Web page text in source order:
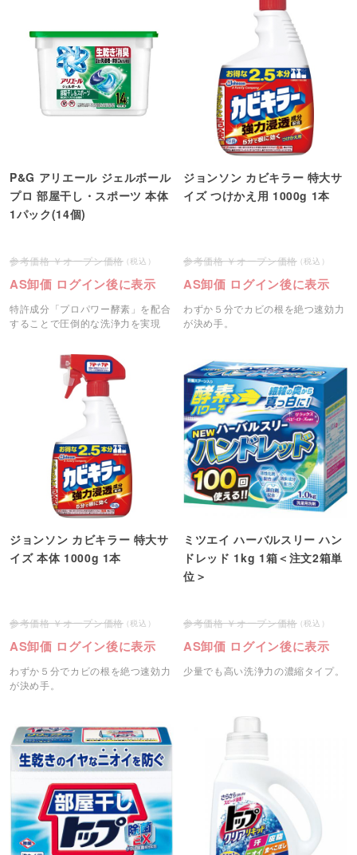
P&G アリエール ジェルボール
プロ 部屋干し・スポーツ 本体
1パック(14個)
オープン価格
AS卸価 ログイン後に表示
特許成分「プロパワー酵素」を配合
することで圧倒的な洗浄力を実現
ジョンソン カビキラー 特大サ
イズ つけかえ用 1000g 1本
オープン価格
AS卸価 ログイン後に表示
わずか５分でカビの根を絶つ速効力
が決め手。
ジョンソン カビキラー 特大サ
イズ 本体 1000g 1本
オープン価格
AS卸価 ログイン後に表示
わずか５分でカビの根を絶つ速効力
が決め手。
ミツエイ ハーバルスリー ハン
ドレッド 1kg 1箱＜注文2箱単
位＞
オープン価格
AS卸価 ログイン後に表示
少量でも高い洗浄力の濃縮タイプ。